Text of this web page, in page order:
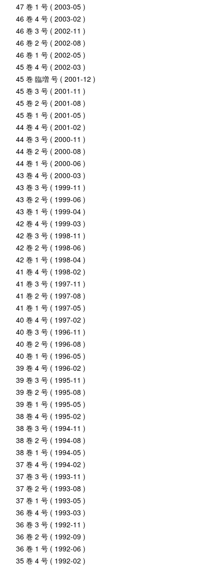
47 巻 1 号 ( 2003-05 )
46 巻 4 号 ( 2003-02 )
46 巻 3 号 ( 2002-11 )
46 巻 2 号 ( 2002-08 )
46 巻 1 号 ( 2002-05 )
45 巻 4 号 ( 2002-03 )
45 巻 臨増 号 ( 2001-12 )
45 巻 3 号 ( 2001-11 )
45 巻 2 号 ( 2001-08 )
45 巻 1 号 ( 2001-05 )
44 巻 4 号 ( 2001-02 )
44 巻 3 号 ( 2000-11 )
44 巻 2 号 ( 2000-08 )
44 巻 1 号 ( 2000-06 )
43 巻 4 号 ( 2000-03 )
43 巻 3 号 ( 1999-11 )
43 巻 2 号 ( 1999-06 )
43 巻 1 号 ( 1999-04 )
42 巻 4 号 ( 1999-03 )
42 巻 3 号 ( 1998-11 )
42 巻 2 号 ( 1998-06 )
42 巻 1 号 ( 1998-04 )
41 巻 4 号 ( 1998-02 )
41 巻 3 号 ( 1997-11 )
41 巻 2 号 ( 1997-08 )
41 巻 1 号 ( 1997-05 )
40 巻 4 号 ( 1997-02 )
40 巻 3 号 ( 1996-11 )
40 巻 2 号 ( 1996-08 )
40 巻 1 号 ( 1996-05 )
39 巻 4 号 ( 1996-02 )
39 巻 3 号 ( 1995-11 )
39 巻 2 号 ( 1995-08 )
39 巻 1 号 ( 1995-05 )
38 巻 4 号 ( 1995-02 )
38 巻 3 号 ( 1994-11 )
38 巻 2 号 ( 1994-08 )
38 巻 1 号 ( 1994-05 )
37 巻 4 号 ( 1994-02 )
37 巻 3 号 ( 1993-11 )
37 巻 2 号 ( 1993-08 )
37 巻 1 号 ( 1993-05 )
36 巻 4 号 ( 1993-03 )
36 巻 3 号 ( 1992-11 )
36 巻 2 号 ( 1992-09 )
36 巻 1 号 ( 1992-06 )
35 巻 4 号 ( 1992-02 )